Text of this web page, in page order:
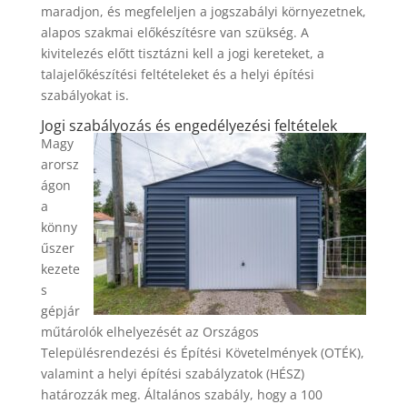
maradjon, és megfeleljen a jogszabályi környezetnek,
alapos szakmai előkészítésre van szükség. A
kivitelezés előtt tisztázni kell a jogi kereteket, a
talajelőkészítési feltételeket és a helyi építési
szabályokat is.
Jogi szabályozás és engedélyezési feltételek
Magy
arorsz
ágon
a
könny
űszer
kezete
s
gépjár
műtárolók elhelyezését az Országos
Településrendezési és Építési Követelmények (OTÉK),
valamint a helyi építési szabályzatok (HÉSZ)
határozzák meg. Általános szabály, hogy a 100